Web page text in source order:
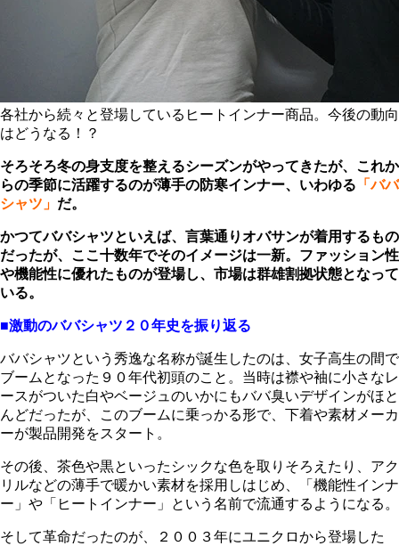
各社から続々と登場しているヒートインナー商品。今後の動向
はどうなる！？
そろそろ冬の身支度を整えるシーズンがやってきたが、これか
らの季節に活躍するのが薄手の防寒インナー、いわゆる 「ババ
シャツ」 だ。
かつてババシャツといえば、言葉通りオバサンが着用するもの
だったが、ここ十数年でそのイメージは一新。ファッション性
や機能性に優れたものが登場し、市場は群雄割拠状態となって
いる。
■激動のババシャツ２０年史を振り返る
ババシャツという秀逸な名称が誕生したのは、女子高生の間で
ブームとなった９０年代初頭のこと。当時は襟や袖に小さなレ
ースがついた白やベージュのいかにもババ臭いデザインがほと
んどだったが、このブームに乗っかる形で、下着や素材メーカ
ーが製品開発をスタート。
その後、茶色や黒といったシックな色を取りそろえたり、アク
リルなどの薄手で暖かい素材を採用しはじめ、「機能性インナ
ー」や「ヒートインナー」という名前で流通するようになる。
そして革命だったのが、２００３年にユニクロから登場した